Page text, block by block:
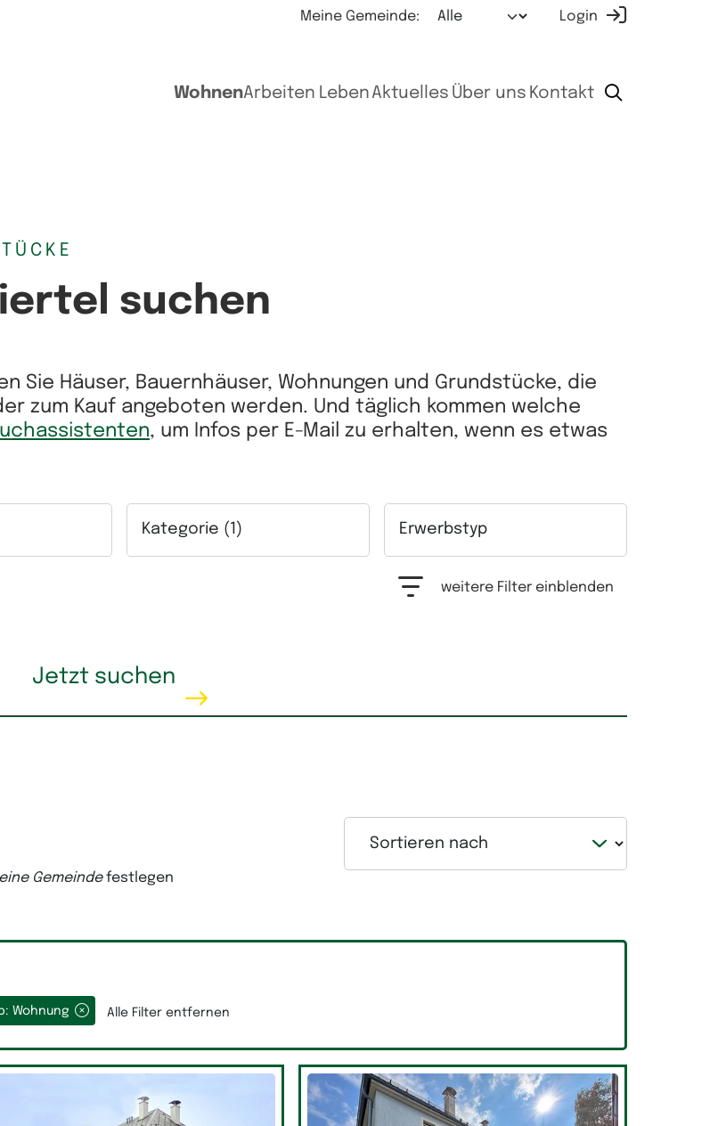
Meine Gemeinde: Login
WohnenArbeiten Leben Aktuelles Über uns Kontakt
suchen
Sie Häuser, Bauernhäuser, Wohnungen und Grundstücke, die
zum Kauf angeboten werden. Und täglich kommen welche
, um Infos per E-Mail zu erhalten, wenn es etwas
Kategorie (1) Erwerbstyp
weitere Filter einblenden
Jetzt suchen
Gemeindefestlegen
Wohnung Alle Filter entfernen